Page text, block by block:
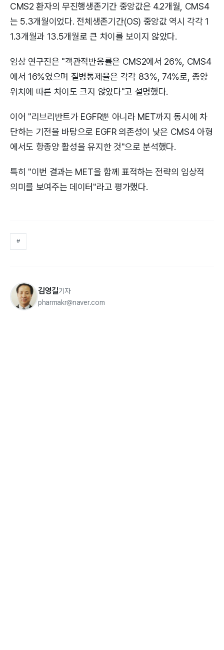
CMS2 환자의 무진행생존기간 중앙값은 4.2개월, CMS4
는 5.3개월이었다. 전체생존기간(OS) 중앙값 역시 각각 1
1.3개월과 13.5개월로 큰 차이를 보이지 않았다.
임상 연구진은 "객관적반응률은 CMS2에서 26%, CMS4
에서 16%였으며 질병통제율은 각각 83%, 74%로, 종양
위치에 따른 차이도 크지 않았다"고 설명했다.
이어 "리브리반트가 EGFR뿐 아니라 MET까지 동시에 차
단하는 기전을 바탕으로 EGFR 의존성이 낮은 CMS4 아형
에서도 항종양 활성을 유지한 것"으로 분석했다.
특히 "이번 결과는 MET을 함께 표적하는 전략의 임상적
의미를 보여주는 데이터"라고 평가했다.
#
김영길기자
pharmakr@naver.com